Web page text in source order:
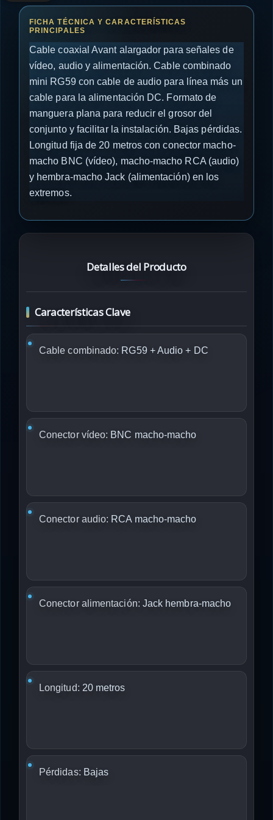
Cable coaxial Avant alargador para señales de
vídeo, audio y alimentación. Cable combinado
mini RG59 con cable de audio para línea más un
cable para la alimentación DC. Formato de
manguera plana para reducir el grosor del
conjunto y facilitar la instalación. Bajas pérdidas.
Longitud fija de 20 metros con conector macho-
macho BNC (vídeo), macho-macho RCA (audio)
y hembra-macho Jack (alimentación) en los
extremos.
Detalles del Producto
Características Clave
Cable combinado: RG59 + Audio + DC
Conector vídeo: BNC macho-macho
Conector audio: RCA macho-macho
Conector alimentación: Jack hembra-macho
Longitud: 20 metros
Pérdidas: Bajas